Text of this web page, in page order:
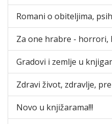
Romani o obiteljima,
Za one hrabre - horrori,
Gradovi i zemlje u
Zdravi život, zdravlje,
Novo u knjižarama!!!